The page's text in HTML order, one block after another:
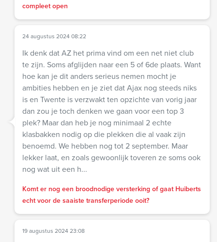
compleet open
24 augustus 2024 08:22
Ik denk dat AZ het prima vind om een net niet club
te zijn. Soms afglijden naar een 5 of 6de plaats. Want
hoe kan je dit anders serieus nemen mocht je
ambities hebben en je ziet dat Ajax nog steeds niks
is en Twente is verzwakt ten opzichte van vorig jaar
dan zou je toch denken we gaan voor een top 3
plek? Maar dan heb je nog minimaal 2 echte
klasbakken nodig op die plekken die al vaak zijn
benoemd. We hebben nog tot 2 september. Maar
lekker laat, en zoals gewoonlijk toveren ze soms ook
nog wat uit een h...
Komt er nog een broodnodige versterking of gaat Huiberts
echt voor de saaiste transferperiode ooit?
19 augustus 2024 23:08